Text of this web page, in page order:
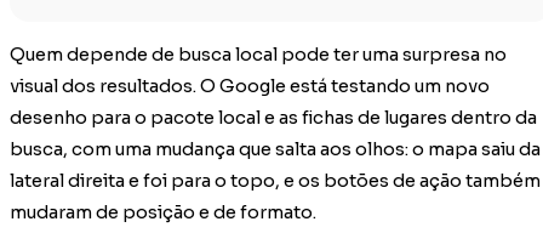
Quem depende de busca local pode ter uma surpresa no
visual dos resultados. O Google está testando um novo
desenho para o pacote local e as fichas de lugares dentro da
busca, com uma mudança que salta aos olhos: o mapa saiu da
lateral direita e foi para o topo, e os botões de ação também
mudaram de posição e de formato.